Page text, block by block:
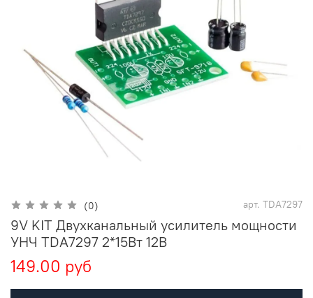
(0) арт. TDA7297
9V KIT Двухканальный усилитель мощности
УНЧ TDA7297 2*15Вт 12В
149.00 руб